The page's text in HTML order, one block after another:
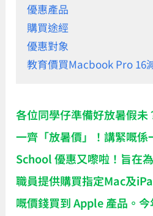
優惠產品
購買途經
優惠對象
教育價買Macbook Pro 16
各位同學仔準備好放暑假
一齊「放暑價」！講緊嘅
School 優惠又嚟啦！旨在
職員提供購買指定Mac及
嘅價錢買到 Apple 產品。